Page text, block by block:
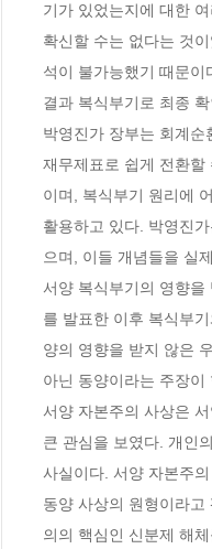
기가 있었는지에 대한
확신할 수는 없다는 것
석이 불가능했기 때문
결과 복식부기로 최종 확
박영진가 장부는 회계
재무제표로 쉽게 전환
이며, 복식부기 원리에
활용하고 있다. 박영진
으며, 이들 개념들을 실
서양 복식부기의 영향
를 발표한 이후 복식부
양의 영향을 받지 않은
아닌 동양이라는 주장이
서양 자본주의 사상은
큰 관심을 보였다. 개인
사실이다. 서양 자본주
동양 사상의 원형이라
의의 핵심인 신분제 해